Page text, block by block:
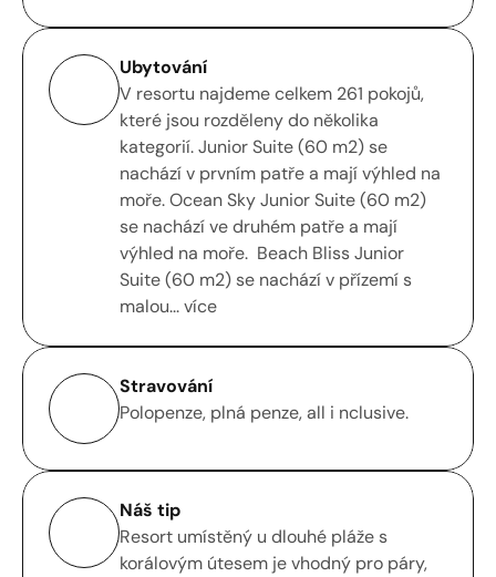
Ubytování
V resortu najdeme celkem 261 pokojů,
které jsou rozděleny do několika
kategorií. Junior Suite (60 m2) se
nachází v prvním patře a mají výhled na
moře. Ocean Sky Junior Suite (60 m2)
se nachází ve druhém patře a mají
výhled na moře.  Beach Bliss Junior
Suite (60 m2) se nachází v přízemí s
malou... více
Stravování
Polopenze, plná penze, all i nclusive.
Náš tip
Resort umístěný u dlouhé pláže s
korálovým útesem je vhodný pro páry,